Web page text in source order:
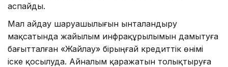
аспайды.
Мал айдау шаруашылығын ынталандыру
мақсатында жайылым инфрақұрылымын дамытуға
бағытталған «Жайлау» бірыңғай кредиттік өнімі
іске қосылуда. Айналым қаражатын толықтыруға